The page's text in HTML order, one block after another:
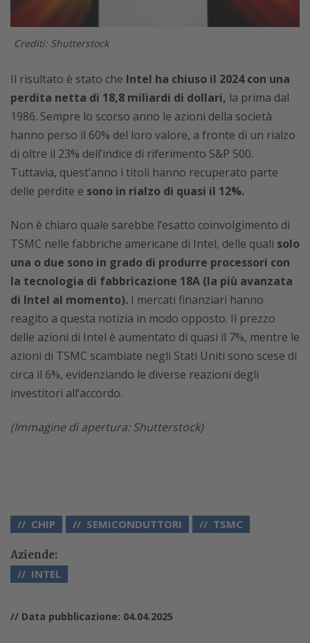
Crediti: Shutterstock
Il risultato è stato che Intel ha chiuso il 2024 con una
perdita netta di 18,8 miliardi di dollari, la prima dal
1986. Sempre lo scorso anno le azioni della società
hanno perso il 60% del loro valore, a fronte di un rialzo
di oltre il 23% dell’indice di riferimento S&P 500.
Tuttavia, quest’anno i titoli hanno recuperato parte
delle perdite e sono in rialzo di quasi il 12%.
Non è chiaro quale sarebbe l’esatto coinvolgimento di
TSMC nelle fabbriche americane di Intel, delle quali solo
una o due sono in grado di produrre processori con
la tecnologia di fabbricazione 18A (la più avanzata
di Intel al momento). I mercati finanziari hanno
reagito a questa notizia in modo opposto. Il prezzo
delle azioni di Intel è aumentato di quasi il 7%, mentre le
azioni di TSMC scambiate negli Stati Uniti sono scese di
circa il 6%, evidenziando le diverse reazioni degli
investitori all’accordo.
(Immagine di apertura: Shutterstock)
CHIP SEMICONDUTTORI TSMC
Aziende:
INTEL
// Data pubblicazione: 04.04.2025